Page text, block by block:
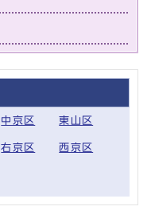
中京区 東山区
右京区 西京区